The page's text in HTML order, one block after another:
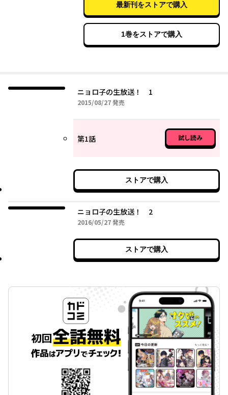
最新刊をストアで購入
1巻をストアで購入
ニョロ子の生放送！ 1
2015/08/272015年08月27日
発売
第1話 試し読み
ストアで購入
ニョロ子の生放送！ 2
2016/05/272016年05月27日
発売
ストアで購入